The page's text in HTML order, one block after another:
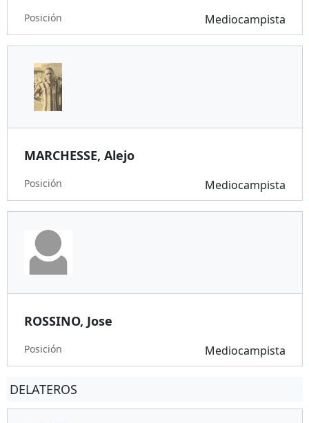
Posición Mediocampista
MARCHESSE, Alejo
Posición Mediocampista
ROSSINO, Jose
Posición Mediocampista
DELATEROS